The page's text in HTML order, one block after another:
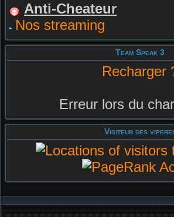
Anti-Cheateur
Nos streaming
Team Speak 3
Recharger
Erreur lors du
Visiteur des